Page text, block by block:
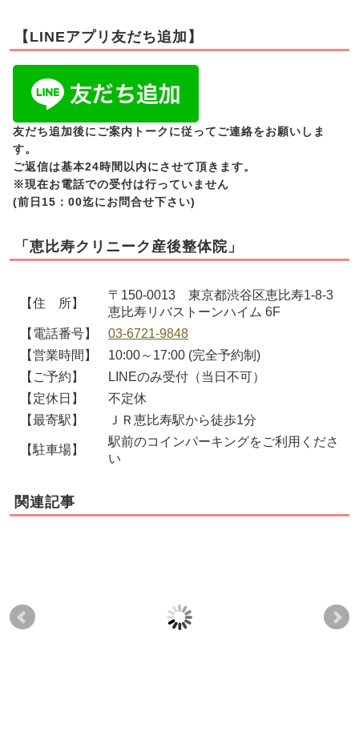
【LINEアプリ友だち追加】
友だち追加後にご案内トークに従ってご連絡をお願いしま
す。
ご返信は基本24時間以内にさせて頂きます。
※現在お電話での受付は行っていません
(前日15：00迄にお問合せ下さい)
「恵比寿クリニーク産後整体院」
【住 所】
〒150-0013 東京都渋谷区恵比寿1-8-3
恵比寿リバストーンハイム 6F
【電話番号】
03-6721-9848
【営業時間】
10:00～17:00 (完全予約制)
【ご予約】
LINEのみ受付（当日不可）
【定休日】
不定休
【最寄駅】
ＪＲ恵比寿駅から徒歩1分
【駐車場】
駅前のコインパーキングをご利用くださ
い
関連記事